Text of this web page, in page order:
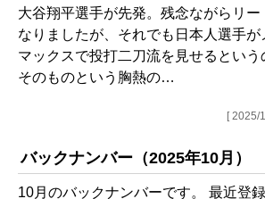
大谷翔平選手が先発。残念ながらリー
なりましたが、それでも日本人選手が
マックスで投打二刀流を見せるとい
そのものという胸熱の…
[ 2025/
バックナンバー（2025年10月）
10月のバックナンバーです。 最近登